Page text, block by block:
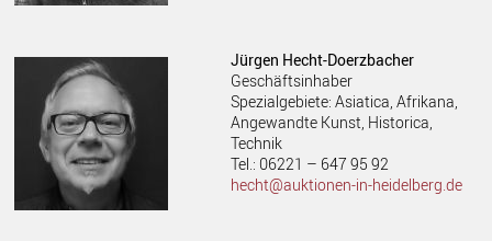
Jürgen Hecht-Doerzbacher
Geschäftsinhaber
Spezialgebiete: Asiatica, Afrikana,
Angewandte Kunst, Historica,
Technik
Tel.: 06221 – 647 95 92
hecht@auktionen-in-heidelberg.de